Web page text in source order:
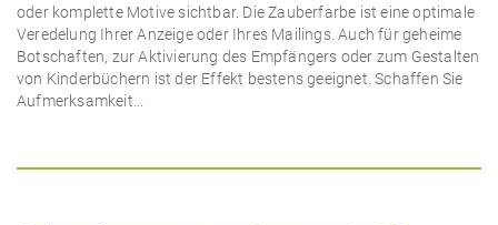
oder komplette Motive sichtbar. Die Zauberfarbe ist eine optimale
Veredelung Ihrer Anzeige oder Ihres Mailings. Auch für geheime
Botschaften, zur Aktivierung des Empfängers oder zum Gestalten
von Kinderbüchern ist der Effekt bestens geeignet. Schaffen Sie
Aufmerksamkeit...